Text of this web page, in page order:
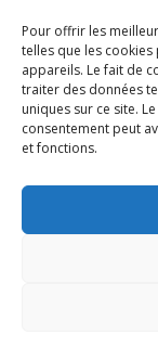
Pour offrir les
telles que les
appareils. Le fait de
traiter des données
uniques sur ce site.
consentement peut
et fonctions.
La préparation
pour garantir
à les toaster
chaleur à vos
badigeonner
d’arôme
Une fois les